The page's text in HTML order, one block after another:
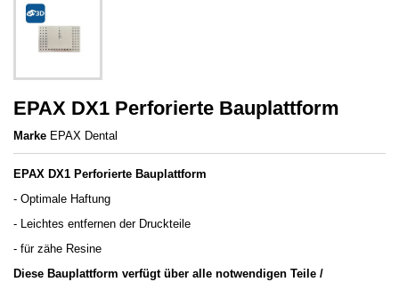
EPAX DX1 Perforierte Bauplattform
Marke EPAX Dental
EPAX DX1 Perforierte Bauplattform
- Optimale Haftung
- Leichtes entfernen der Druckteile
- für zähe Resine
Diese Bauplattform verfügt über alle notwendigen Teile /